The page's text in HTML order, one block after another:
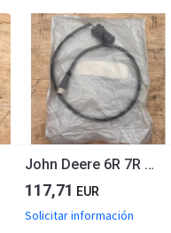
John Deere 6R 7R 8R 8RT 8RX 9R 9RT 9RX S STS Kabel Przewód Ethernet PFP13203
117,71 EUR
Solicitar información